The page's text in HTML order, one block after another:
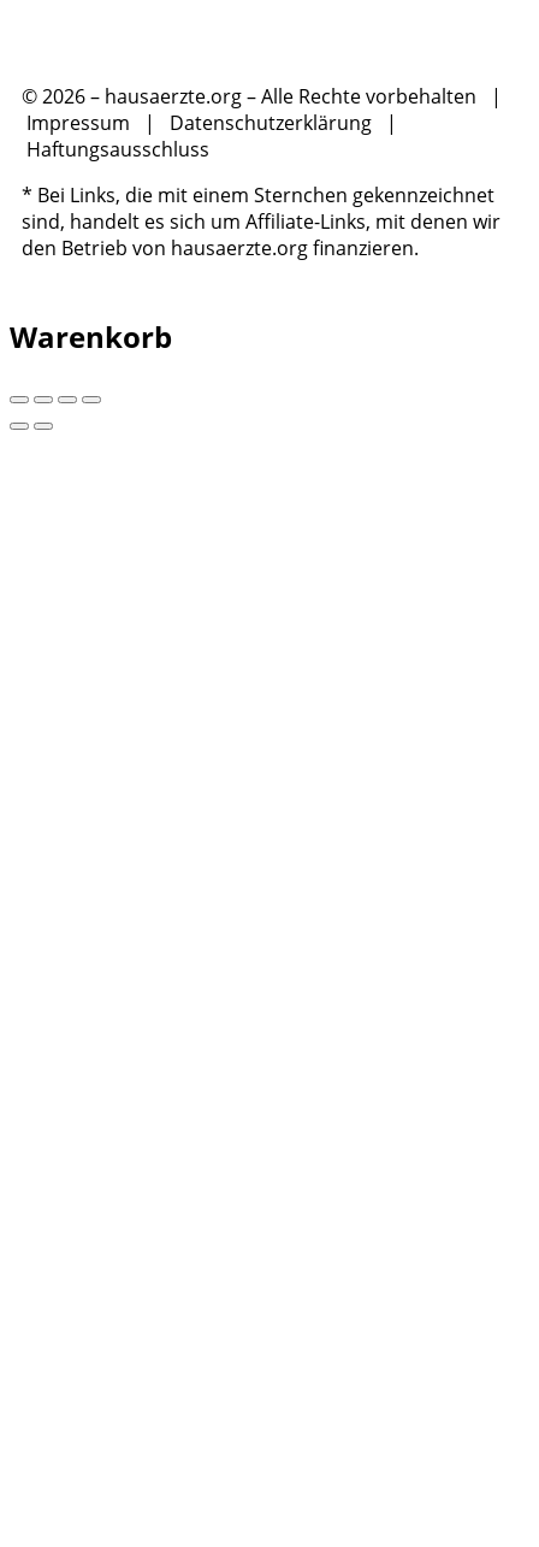
© 2026 – hausaerzte.org – Alle Rechte vorbehalten |
Impressum | Datenschutzerklärung |
Haftungsausschluss
* Bei Links, die mit einem Sternchen gekennzeichnet
sind, handelt es sich um Affiliate-Links, mit denen wir
den Betrieb von hausaerzte.org finanzieren.
Warenkorb